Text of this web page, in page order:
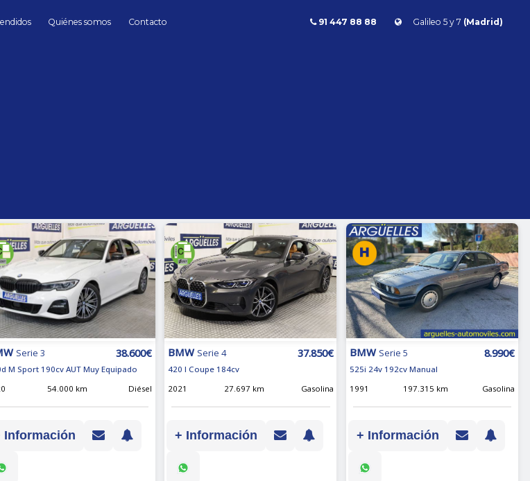
Quiénes somos Contacto 91 447 88 88 Galileo 5 y 7 (Madrid)
Serie 3 38.600€
M Sport 190cv AUT Muy Equipado
54.000 km Diésel
Información
BMW Serie 4 37.850€
420 I Coupe 184cv
2021
27.697 km Gasolina
+ Información
BMW Serie 5 8.990€
525i 24v 192cv Manual
1991
197.315 km Gasolina
+ Información